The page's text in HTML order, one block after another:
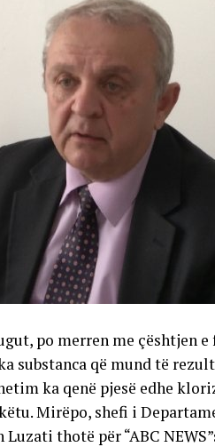
po merren me çështjen
substanca që mund të
ka qenë pjesë edhe
Mirëpo, shefi i
thotë për “ABC